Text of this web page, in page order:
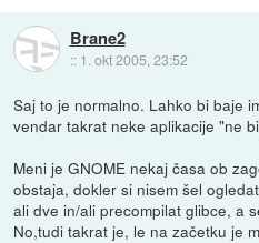
Brane2
:: 1. okt 2005, 23:52
Saj to je normalno. Lahko bi baje
vendar takrat neke aplikacije "ne
Meni je GNOME nekaj časa ob
obstaja, dokler si nisem šel
ali dve in/ali precompilat glibce, a
No,tudi takrat je, le na začetku je